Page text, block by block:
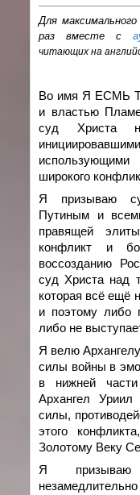
Для
раз вместе с
читающих на
Во имя Я ЕСМЬ
и властью
суд Христа
широкого
Я призываю
Путиным и
правящей
конфликт и
воссозданию
суд Христа над
которая всё ещё
и поэтому либо
либо не
Я велю
силы войны в
в нижней части
Архангел
силы,
этого
Золотому Веку
Я призываю